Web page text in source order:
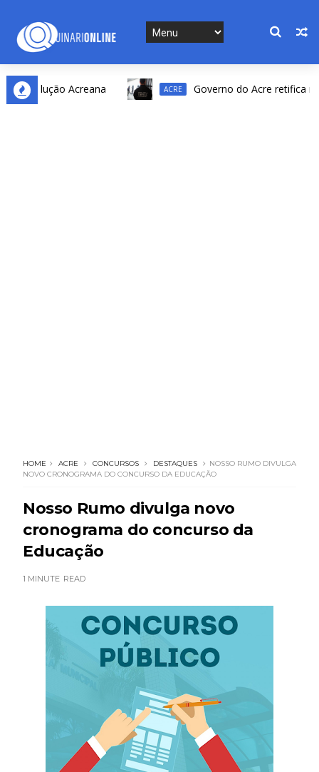
Acreana ACRE Governo do Acre retifica
HOME ACRE CONCURSOS DESTAQUES
NOSSO RUMO DIVULGA
NOVO CRONOGRAMA DO CONCURSO DA EDUCAÇÃO
Nosso Rumo divulga novo
cronograma do concurso da
Educação
1 MINUTE READ